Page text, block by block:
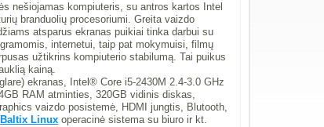
nešiojamas kompiuteris, su antros kartos Intel
branduolių procesoriumi. Greita vaizdo
atsparus ekranas puikiai tinka darbui su
internetui, taip pat mokymuisi, filmų
užtikrins kompiuterio stabilumą. Tai puikus
kainą.
ekranas, Intel® Core i5-2430M 2.4-3.0 GHz
RAM atminties, 320GB vidinis diskas,
vaizdo posistemė, HDMI jungtis, Blutooth,
Baltix Linuxoperacinė sistema su biuro ir kt.